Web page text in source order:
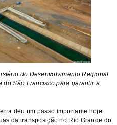
do Desenvolvimento Regional
São Francisco para garantir a
deu um passo importante hoje
da transposição no Rio Grande do